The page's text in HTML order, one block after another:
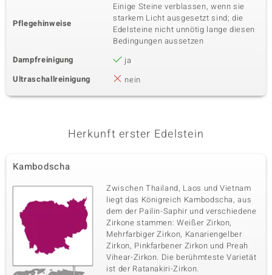
Pflegehinweise
Einige Steine verblassen, wenn sie
starkem Licht ausgesetzt sind; die
Edelsteine nicht unnötig lange diesen
Bedingungen aussetzen
Dampfreinigung
ja
Ultraschallreinigung
nein
Herkunft erster Edelstein
Kambodscha
Zwischen Thailand, Laos und Vietnam
liegt das Königreich Kambodscha, aus
dem der Pailin-Saphir und verschiedene
Zirkone stammen: Weißer Zirkon,
Mehrfarbiger Zirkon, Kanariengelber
Zirkon, Pinkfarbener Zirkon und Preah
Vihear-Zirkon. Die berühmteste Varietät
ist der Ratanakiri-Zirkon.